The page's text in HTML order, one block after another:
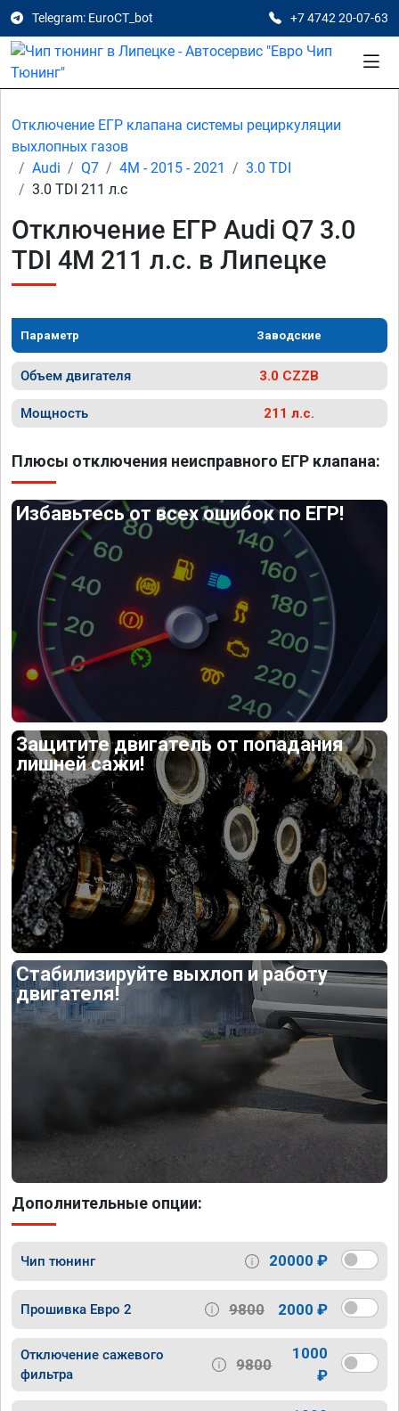
Telegram: EuroCT_bot +7 4742 20-07-63
Отключение ЕГР клапана системы рециркуляции
выхлопных газов
Audi
Q7 4M - 2015 - 2021
3.0 TDI
3.0 TDI 211 л.с
Отключение ЕГР Audi Q7 3.0
TDI 4M 211 л.с. в Липецке
Параметр Заводские
Объем двигателя 3.0 CZZB
Мощность 211 л.с.
Плюсы отключения неисправного ЕГР клапана:
Избавьтесь от всех ошибок по ЕГР!
Защитите двигатель от попадания
лишней сажи!
Стабилизируйте выхлоп и работу
двигателя!
Дополнительные опции:
Чип тюнинг 20000 ₽
Прошивка Евро 2 9800 2000 ₽
Отключение сажевого
фильтра
9800
1000
₽